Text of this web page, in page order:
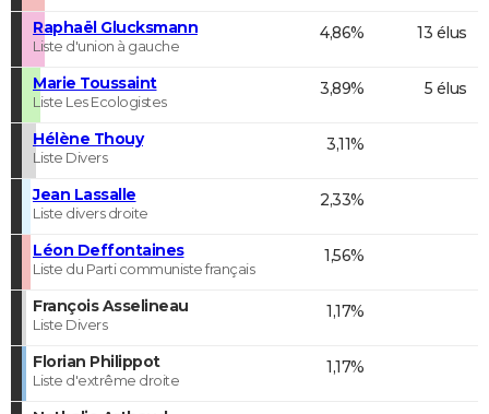
Raphaël Glucksmann
Liste d'union à gauche
4,86% 13 élus
Marie Toussaint
Liste Les Ecologistes
3,89% 5 élus
Hélène Thouy
Liste Divers
3,11%
Jean Lassalle
Liste divers droite
2,33%
Léon Deffontaines
Liste du Parti communiste français
1,56%
François Asselineau
Liste Divers
1,17%
Florian Philippot
Liste d'extrême droite
1,17%